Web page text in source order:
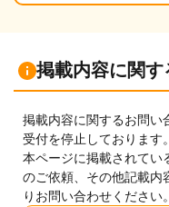
掲載内容に関
掲載内容に関するお問い
受付を停止しております。
本ページに掲載されてい
のご依頼、その他記載内
りお問い合わせください。